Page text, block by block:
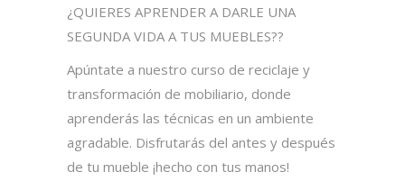
¿QUIERES APRENDER A DARLE UNA
SEGUNDA VIDA A TUS MUEBLES??
Apúntate a nuestro curso de reciclaje y
transformación de mobiliario, donde
aprenderás las técnicas en un ambiente
agradable. Disfrutarás del antes y después
de tu mueble ¡hecho con tus manos!